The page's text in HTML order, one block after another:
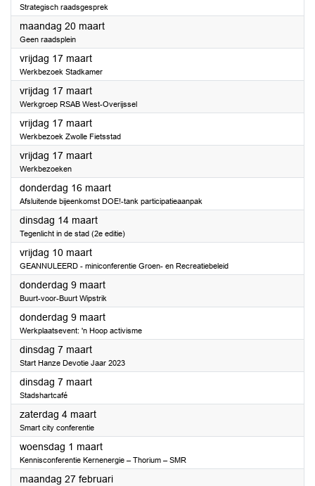
Strategisch raadsgesprek
maandag 20 maart2023
Geen raadsplein
vrijdag 17 maart2023
Werkbezoek Stadkamer
vrijdag 17 maart2023
Werkgroep RSAB West-Overijssel
vrijdag 17 maart2023
Werkbezoek Zwolle Fietsstad
vrijdag 17 maart2023
Werkbezoeken
donderdag 16 maart2023
Afsluitende bijeenkomst DOE!-tank participatieaanpak
dinsdag 14 maart2023
Tegenlicht in de stad (2e editie)
vrijdag 10 maart2023
GEANNULEERD - miniconferentie Groen- en Recreatiebeleid
donderdag 9 maart2023
Buurt-voor-Buurt Wipstrik
donderdag 9 maart2023
Werkplaatsevent: 'n Hoop activisme
dinsdag 7 maart2023
Start Hanze Devotie Jaar 2023
dinsdag 7 maart2023
Stadshartcafé
zaterdag 4 maart2023
Smart city conferentie
woensdag 1 maart2023
Kennisconferentie Kernenergie – Thorium – SMR
maandag 27 februari2023